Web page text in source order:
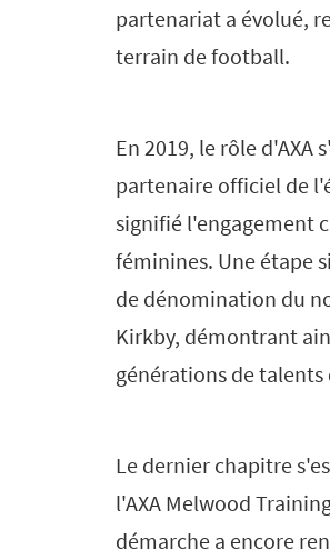
partenariat a évolué,
terrain de football.
En 2019, le rôle
partenaire officiel de
signifié l'engagement
féminines. Une étape
de dénomination du
Kirkby, démontrant
générations de
Le dernier chapitre
l'AXA Melwood
démarche a encore